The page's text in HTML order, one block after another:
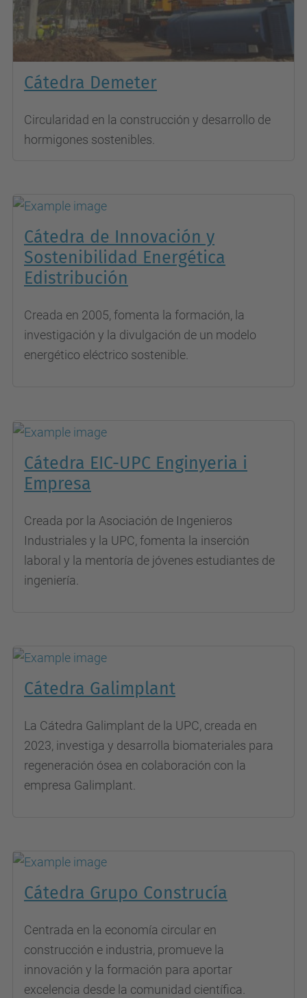
Cátedra Demeter
Circularidad en la construcción y desarrollo de
hormigones sostenibles.
Cátedra de Innovación y
Sostenibilidad Energética
Edistribución
Creada en 2005, fomenta la formación, la
investigación y la divulgación de un modelo
energético eléctrico sostenible.
Cátedra EIC-UPC Enginyeria i
Empresa
Creada por la Asociación de Ingenieros
Industriales y la UPC, fomenta la inserción
laboral y la mentoría de jóvenes estudiantes de
ingeniería.
Cátedra Galimplant
La Cátedra Galimplant de la UPC, creada en
2023, investiga y desarrolla biomateriales para
regeneración ósea en colaboración con la
empresa Galimplant.
Cátedra Grupo Construcía
Centrada en la economía circular en
construcción e industria, promueve la
innovación y la formación para aportar
excelencia desde la comunidad científica.